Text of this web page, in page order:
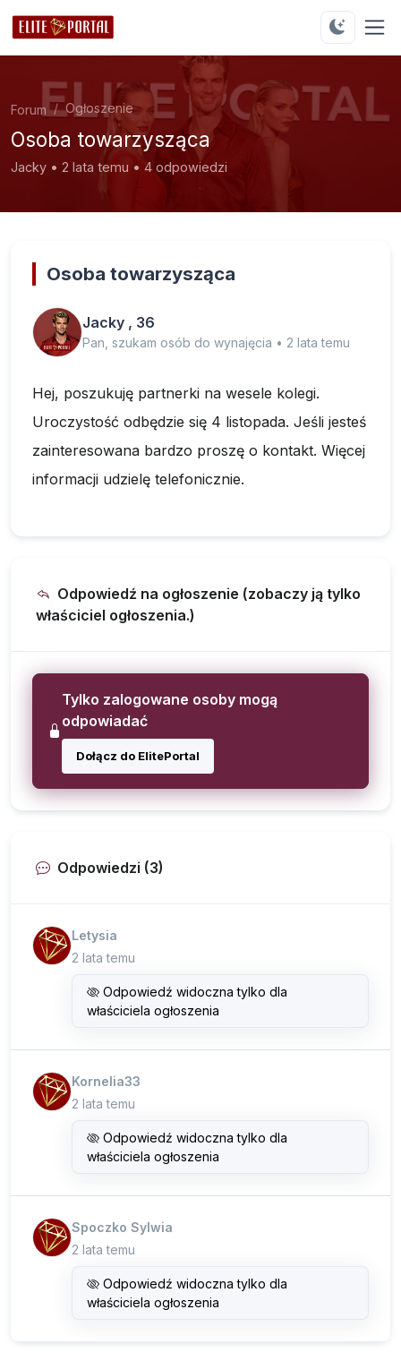
Forum Ogłoszenie
Osoba towarzysząca
Jacky • 2 lata temu • 4 odpowiedzi
Osoba towarzysząca
Jacky , 36
Pan, szukam osób do wynajęcia • 2 lata temu
Hej, poszukuję partnerki na wesele kolegi.
Uroczystość odbędzie się 4 listopada. Jeśli jesteś
zainteresowana bardzo proszę o kontakt. Więcej
informacji udzielę telefonicznie.
Odpowiedź na ogłoszenie (zobaczy ją tylko
właściciel ogłoszenia.)
Tylko zalogowane osoby mogą
odpowiadać
Dołącz do ElitePortal
Odpowiedzi (3)
Letysia
2 lata temu
Odpowiedź widoczna tylko dla
właściciela ogłoszenia
Kornelia33
2 lata temu
Odpowiedź widoczna tylko dla
właściciela ogłoszenia
Spoczko Sylwia
2 lata temu
Odpowiedź widoczna tylko dla
właściciela ogłoszenia